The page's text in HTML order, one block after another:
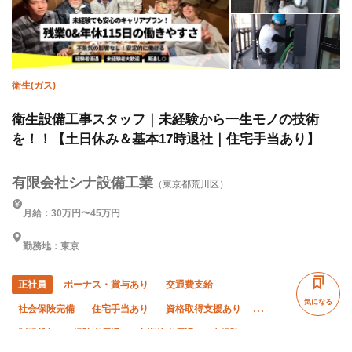
転勤なし 残業月20時間以下 土日休み
完全週休二日制
衛生(ガス)
衛生設備工事スタッフ｜未経験から一生モノの技術
を！！【土日休み＆基本17時退社｜住宅手当あり】
有限会社シナ設備工業 （東京都荒川区）
月給：30万円〜45万円
勤務地：東京
正社員 ボーナス・賞与あり 交通費支給
社会保険完備 住宅手当あり 資格取得支援あり
制服貸与 経験者優遇 有資格者優遇 未経験OK
気になる